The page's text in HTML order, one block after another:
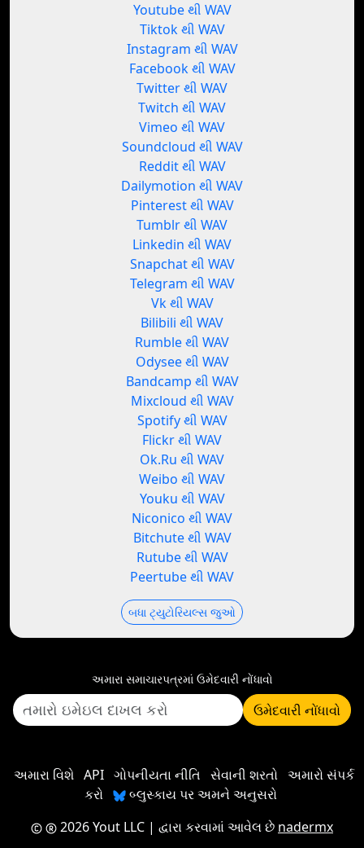
Youtube થી WAV
Tiktok થી WAV
Instagram થી WAV
Facebook થી WAV
Twitter થી WAV
Twitch થી WAV
Vimeo થી WAV
Soundcloud થી WAV
Reddit થી WAV
Dailymotion થી WAV
Pinterest થી WAV
Tumblr થી WAV
Linkedin થી WAV
Snapchat થી WAV
Telegram થી WAV
Vk થી WAV
Bilibili થી WAV
Rumble થી WAV
Odysee થી WAV
Bandcamp થી WAV
Mixcloud થી WAV
Spotify થી WAV
Flickr થી WAV
Ok.Ru થી WAV
Weibo થી WAV
Youku થી WAV
Niconico થી WAV
Bitchute થી WAV
Rutube થી WAV
Peertube થી WAV
બધા ટ્યુટોરિયલ્સ જુઓ
અમારા સમાચારપત્રમાં ઉમેદવારી નોંધાવો
ઉમેદવારી નોંધાવો
અમારા વિશે API ગોપનીયતા નીતિ સેવાની શરતો અમારો સંપર્ક
કરો
બ્લુસ્કાય પર અમને અનુસરો
2026 Yout LLC | દ્વારા કરવામાં આવેલ છે nadermx